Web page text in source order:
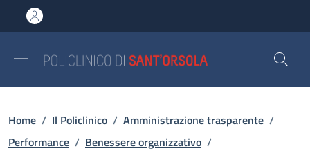
al contenuto principale
to footer content
Briciole di pane
Home / Il Policlinico / Amministrazione trasparente /
Performance / Benessere organizzativo /